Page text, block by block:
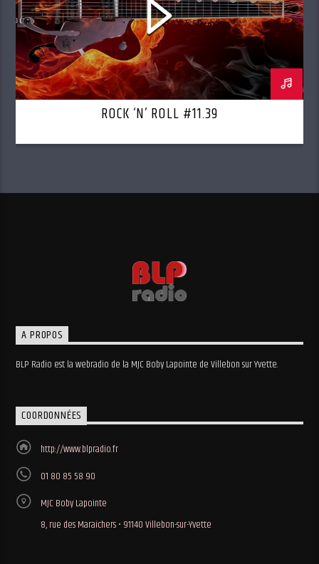
ROCK ‘N’ ROLL #11.39
A PROPOS
BLP Radio est la webradio de la MJC Boby Lapointe de Villebon sur Yvette.
COORDONNÉES
http://www.blpradio.fr
01 80 85 58 90
MJC Boby Lapointe
8, rue des Maraichers • 91140 Villebon-sur-Yvette